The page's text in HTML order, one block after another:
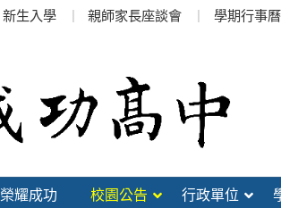
新生入學 親師家長座談會 學期行事曆
榮耀成功 校園公告 行政單位